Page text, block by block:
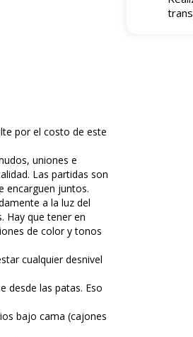
por el costo de este
uniones e
Las partidas son
encarguen juntos.
a la luz del
Hay que tener en
de color y tonos
cualquier desnivel
desde las patas. Eso
bajo cama (cajones